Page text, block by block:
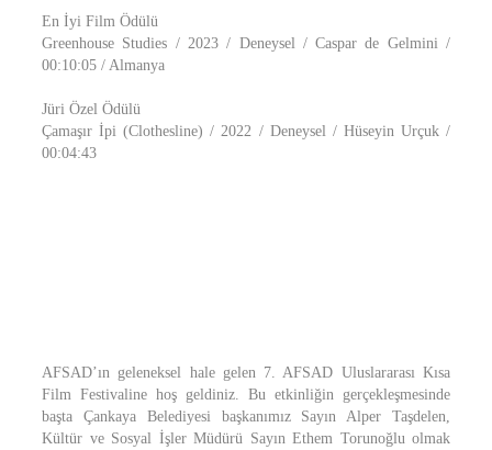
En İyi Film Ödülü
Greenhouse Studies / 2023 / Deneysel / Caspar de Gelmini /
00:10:05 / Almanya
Jüri Özel Ödülü
Çamaşır İpi (Clothesline) / 2022 / Deneysel / Hüseyin Urçuk /
00:04:43
AFSAD’ın geleneksel hale gelen 7. AFSAD Uluslararası Kısa
Film Festivaline hoş geldiniz. Bu etkinliğin gerçekleşmesinde
başta Çankaya Belediyesi başkanımız Sayın Alper Taşdelen,
Kültür ve Sosyal İşler Müdürü Sayın Ethem Torunoğlu olmak